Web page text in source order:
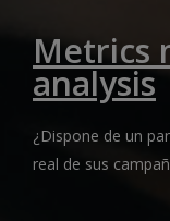
Metrics
analysis
¿Dispone de un
real de sus